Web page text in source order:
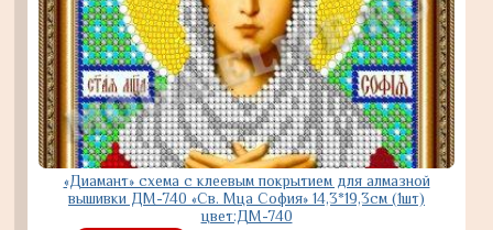
«Диамант» схема с клеевым покрытием для алмазной
вышивки ДМ-740 «Св. Мца София» 14,3*19,3см (1шт)
цвет:ДМ-740